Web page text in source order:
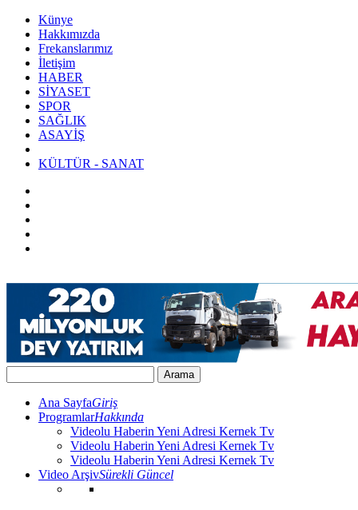
Künye
Hakkımızda
Frekanslarımız
İletişim
HABER
SİYASET
SPOR
SAĞLIK
ASAYİŞ
KÜLTÜR - SANAT
Ana SayfaGiriş
ProgramlarHakkında
Videolu Haberin Yeni Adresi Kernek Tv
Videolu Haberin Yeni Adresi Kernek Tv
Videolu Haberin Yeni Adresi Kernek Tv
Video ArşivSürekli Güncel